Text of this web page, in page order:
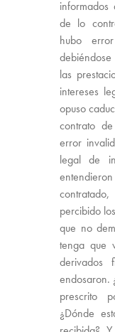
informados
de lo
hubo
las
intereses
opuso
contrato
error
legal de
percibido
que no
tenga que
derivados
endosaron.
prescrito
¿Dónde